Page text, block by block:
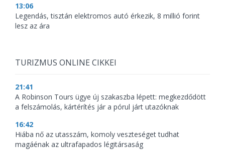
13:06
Legendás, tisztán elektromos autó érkezik, 8 millió forint
lesz az ára
TURIZMUS ONLINE CIKKEI
21:41
A Robinson Tours ügye új szakaszba lépett: megkezdődött
a felszámolás, kártérítés jár a pórul járt utazóknak
16:42
Hiába nő az utasszám, komoly veszteséget tudhat
magáénak az ultrafapados légitársaság